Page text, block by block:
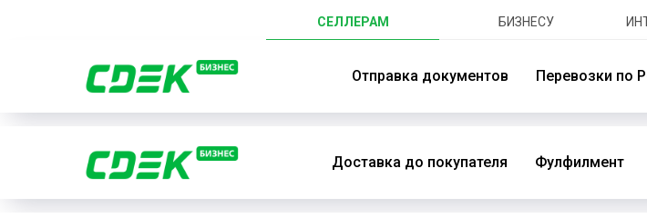
СЕЛЛЕРАМ БИЗНЕСУ
Отправка документов Перевозки по
Доставка до покупателя Фулфилмент